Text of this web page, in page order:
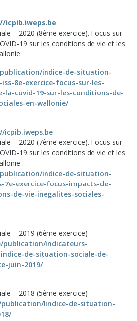
icpib.iweps.be
– 2020 (8ème exercice). Focus sur
19 sur les conditions de vie et les
indice-de-situation-
8e-exercice-focus-sur-les-
la-covid-19-sur-les-conditions-de-
en-wallonie/
icpib.iweps.be
– 2020 (7ème exercice). Focus sur
19 sur les conditions de vie et les
:
indice-de-situation-
7e-exercice-focus-impacts-de-
de-vie-inegalites-sociales-
– 2019 (6ème exercice)
publication/indicateurs-
de-situation-sociale-de-
juin-2019/
– 2018 (5ème exercice)
publication/lindice-de-situation-